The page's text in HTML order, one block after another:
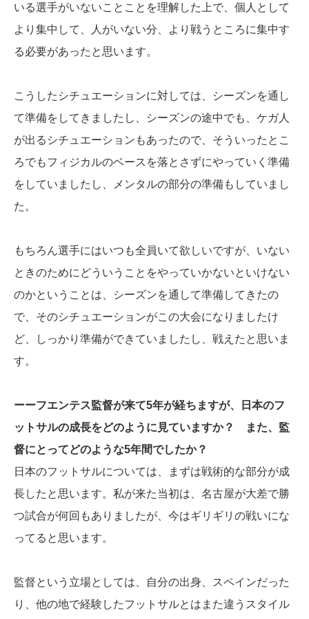
いる選手がいないことことを理解した上で、個人として
より集中して、人がいない分、より戦うところに集中す
る必要があったと思います。
こうしたシチュエーションに対しては、シーズンを通し
て準備をしてきましたし、シーズンの途中でも、ケガ人
が出るシチュエーションもあったので、そういったとこ
ろでもフィジカルのベースを落とさずにやっていく準備
をしていましたし、メンタルの部分の準備もしていまし
た。
もちろん選手にはいつも全員いて欲しいですが、いない
ときのためにどういうことをやっていかないといけない
のかということは、シーズンを通して準備してきたの
で、そのシチュエーションがこの大会になりましたけ
ど、しっかり準備ができていましたし、戦えたと思いま
す。
ーーフエンテス監督が来て5年が経ちますが、日本のフ
ットサルの成長をどのように見ていますか？ また、監
督にとってどのような5年間でしたか？
日本のフットサルについては、まずは戦術的な部分が成
長したと思います。私が来た当初は、名古屋が大差で勝
つ試合が何回もありましたが、今はギリギリの戦いにな
ってると思います。
監督という立場としては、自分の出身、スペインだった
り、他の地で経験したフットサルとはまた違うスタイル